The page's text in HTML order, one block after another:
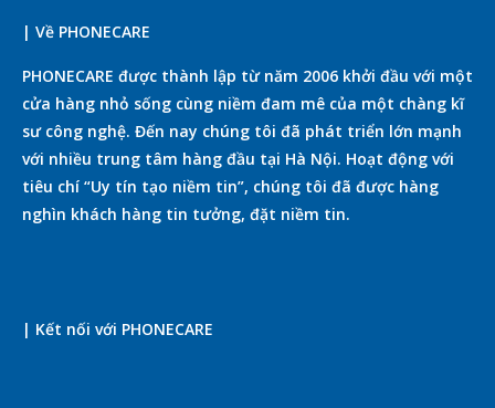
| Về PHONECARE
PHONECARE được thành lập từ năm 2006 khởi đầu với một
cửa hàng nhỏ sống cùng niềm đam mê của một chàng kĩ
sư công nghệ. Đến nay chúng tôi đã phát triển lớn mạnh
với nhiều trung tâm hàng đầu tại Hà Nội. Hoạt động với
tiêu chí “Uy tín tạo niềm tin”, chúng tôi đã được hàng
nghìn khách hàng tin tưởng, đặt niềm tin.
| Kết nối với PHONECARE